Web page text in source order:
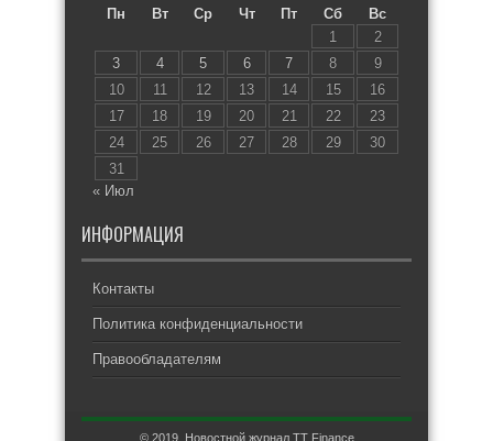
Пн
Вт Ср Чт Пт Сб
Вс
1
2
3
4 5 6 7 8
9
10
11 12 13 14 15
16
17
18 19 20 21 22
23
24
25 26 27 28 29
30
31
« Июл
ИНФОРМАЦИЯ
Контакты
Политика конфиденциальности
Правообладателям
© 2019. Новостной журнал TT Finance